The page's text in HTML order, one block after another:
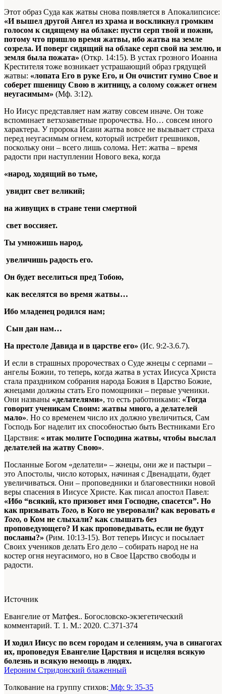
Этот образ Суда как жатвы снова появляется в Апокалипсисе:
«И вышел другой Ангел из храма и воскликнул громким
голосом к сидящему на облаке: пусти серп твой и пожни,
потому что пришло время жатвы, ибо жатва на земле
созрела. И поверг сидящий на облаке серп свой на землю, и
земля была пожата» (Откр. 14:15). В устах грозного Иоанна
Крестителя тоже возникает устрашающий образ грядущей
жатвы: «лопата Его в руке Его, и Он очистит гумно Свое и
соберет пшеницу Свою в житницу, а солому сожжет огнем
неугасимым» (Мф. 3:12).
Но Иисус представляет нам жатву совсем иначе. Он тоже
вспоминает ветхозаветные пророчества. Но… совсем иного
характера. У пророка Исаии жатва вовсе не вызывает страха
перед неугасимым огнем, который истребит грешников,
поскольку они – всего лишь солома. Нет: жатва – время
радости при наступлении Нового века, когда
«народ, ходящий во тьме,
увидит свет великий;
на живущих в стране тени смертной
свет воссияет.
Ты умножишь народ,
увеличишь радость его.
Он будет веселиться пред Тобою,
как веселятся во время жатвы…
Ибо младенец родился нам;
Сын дан нам…
На престоле Давида и в царстве его» (Ис. 9:2-3.6.7).
И если в страшных пророчествах о Суде жнецы с серпами –
ангелы Божии, то теперь, когда жатва в устах Иисуса Христа
стала праздником собрания народа Божия в Царство Божие,
жнецами должны стать Его помощники – первые ученики.
Они названы «делателями», то есть работниками: «Тогда
говорит ученикам Своим: жатвы много, а делателей
мало». Но со временем число их должно увеличиться, Сам
Господь Бог наделит их способностью быть Вестниками Его
Царствия: «итак молите Господина жатвы, чтобы выслал
делателей на жатву Свою».
Посланные Богом «делатели» – жнецы, они же и пастыри –
это Апостолы, число которых, начиная с Двенадцати, будет
увеличиваться. Они – проповедники и благовестники новой
веры спасения в Иисусе Христе. Как писал апостол Павел:
«Ибо “всякий, кто призовет имя Господне, спасется”. Но
как призывать Того, в Кого не уверовали? как веровать в
Того, о Ком не слыхали? как слышать без
проповедующего? И как проповедывать, если не будут
посланы?» (Рим. 10:13-15). Вот теперь Иисус и посылает
Своих учеников делать Его дело – собирать народ не на
костер огня неугасимого, но в Свое Царство свободы и
радости.
Источник
Евангелие от Матфея.. Богословско-экзегетический
комментарий. Т. 1. М.: 2020. С.371-374
И ходил Иисус по всем городам и селениям, уча в синагогах
их, проповедуя Евангелие Царствия и исцеляя всякую
болезнь и всякую немощь в людях.
Иероним Стридонский блаженный
Толкование на группу стихов: Мф: 9: 35-35